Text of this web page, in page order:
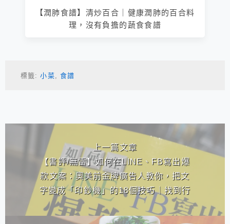
【潤肺食譜】清炒百合｜健康潤肺的百合料
理，沒有負擔的蔬食食譜
標籤:小菜 食譜
上一篇文章
【書評/無雷】如何在LINE、FB寫出爆
款文案：奧美前金牌廣告人教你，把文
字變成「印鈔機」的18個技巧｜找到行
銷、宣傳的絕佳法則，可少走許多歪
路。